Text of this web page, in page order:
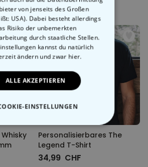
Personalisierbares The
Legend T-Shirt
34,99 CHF
von jenseits des Großen
USA). Dabei besteht allerdings
Risiko der unbemerkten
durch staatliche Stellen.
kannst du natürlich
ändern und zwar hier.
ALLE AKZEPTIEREN
EINSTELLUNGEN